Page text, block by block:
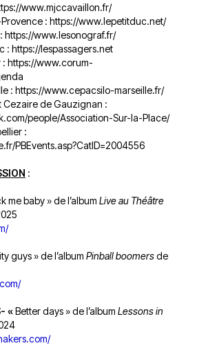
www.mjccavaillon.fr/
: https://www.lepetitduc.net/
https://www.lesonograf.fr/
: https://lespassagers.net
: https://www.corum-
: https://www.cepacsilo-marseille.fr/
Cezaire de Gauzignan :
people/Association-Sur-la-Place/
:
PBEvents.asp?CatID=2004556
:
me baby » de l’album Live au Théâtre
guys » de l’album Pinball boomersde
«Better days » de l’album Lessons in